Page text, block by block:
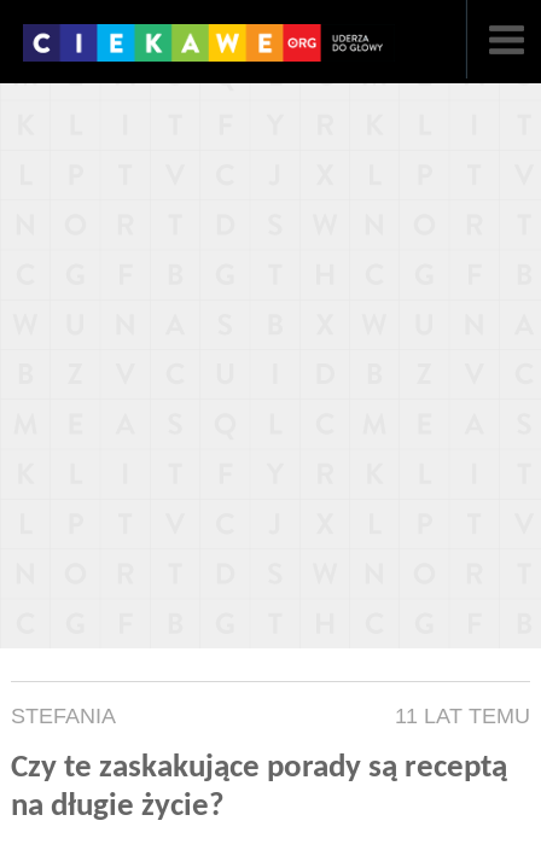
STEFANIA 11 LAT TEMU
Czy te zaskakujące porady są receptą
na długie życie?